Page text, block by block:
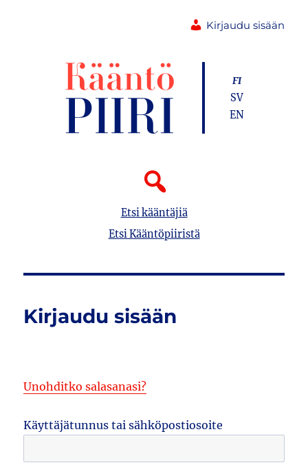
Kirjaudu sisään
Etsi kääntäjiä
Etsi Kääntöpiiristä
FI
SV
EN
Kirjaudu sisään
Unohditko salasanasi?
Käyttäjätunnus tai sähköpostiosoite